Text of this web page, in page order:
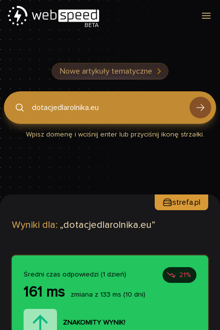
BETA
Nowe artykuły tematyczne
Podaj domenę, by sprawdzić, czy Twoja strona jest szybka
Wpisz domenę i wciśnij enter lub przyciśnij ikonę strzałki.
Wyniki dla: „dotacjedlarolnika.eu”
strefa.pl
Średni czas odpowiedzi (1 dzień) 21 %
161 ms zmiana z 133 ms (10 dni)
ZNAKOMITY WYNIK!